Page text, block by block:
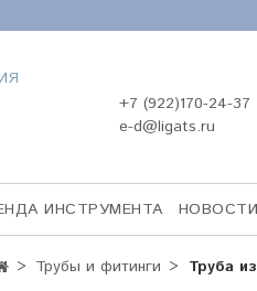
+7 (922)170-24-37
e-d@ligats.ru
ИНСТРУМЕНТА НОВОСТИ
Трубы и фитинги Труба